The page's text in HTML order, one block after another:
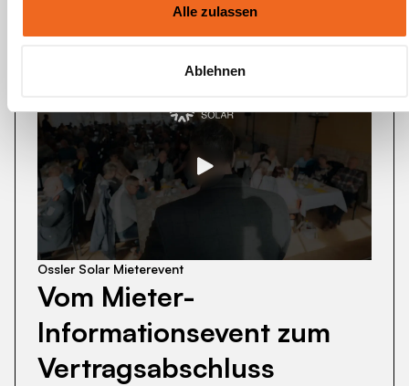
Alle zulassen
Ablehnen
Weitere Kundenstimmen
Vom
Mieter-
Informationsevent
Vertragsabschluss
Ossler Solar Mieterevent
Vom Mieter-
Informationsevent zum
Vertragsabschluss